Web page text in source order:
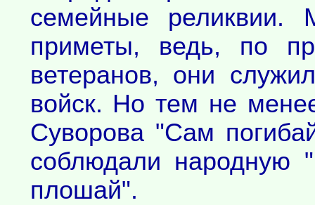
семейные реликвии.
приметы, ведь, по
ветеранов, они
войск. Но тем не
Суворова "Сам
соблюдали народную
плошай".